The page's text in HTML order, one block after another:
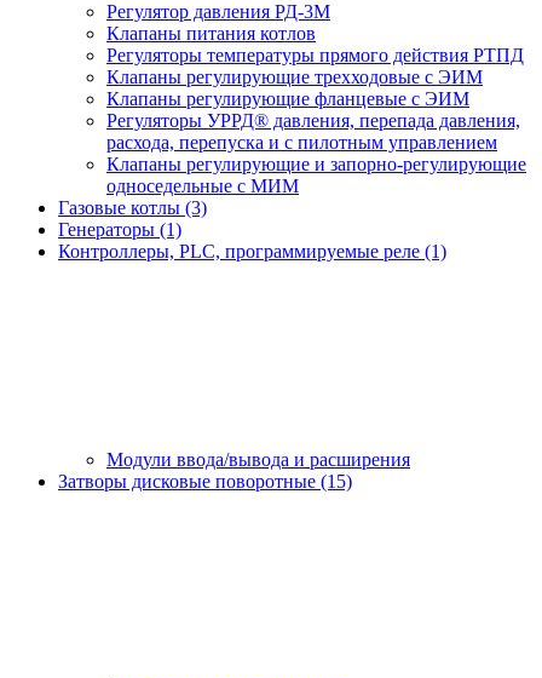
Регулятор давления РД-3М
Клапаны питания котлов
Регуляторы температуры прямого действия РТПД
Клапаны регулирующие трехходовые с ЭИМ
Клапаны регулирующие фланцевые с ЭИМ
Регуляторы УРРД® давления, перепада давления,
расхода, перепуска и с пилотным управлением
Клапаны регулирующие и запорно-регулирующие
односедельные с МИМ
Газовые котлы (3)
Генераторы (1)
Контроллеры, PLС, программируемые реле (1)
Модули ввода/вывода и расширения
Затворы дисковые поворотные (15)